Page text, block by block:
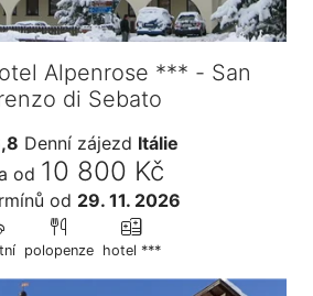
Alpenrose *** - San
di Sebato
Denní zájezd Itálie
od 10 800 Kč
od 29. 11. 2026
polopenze hotel ***